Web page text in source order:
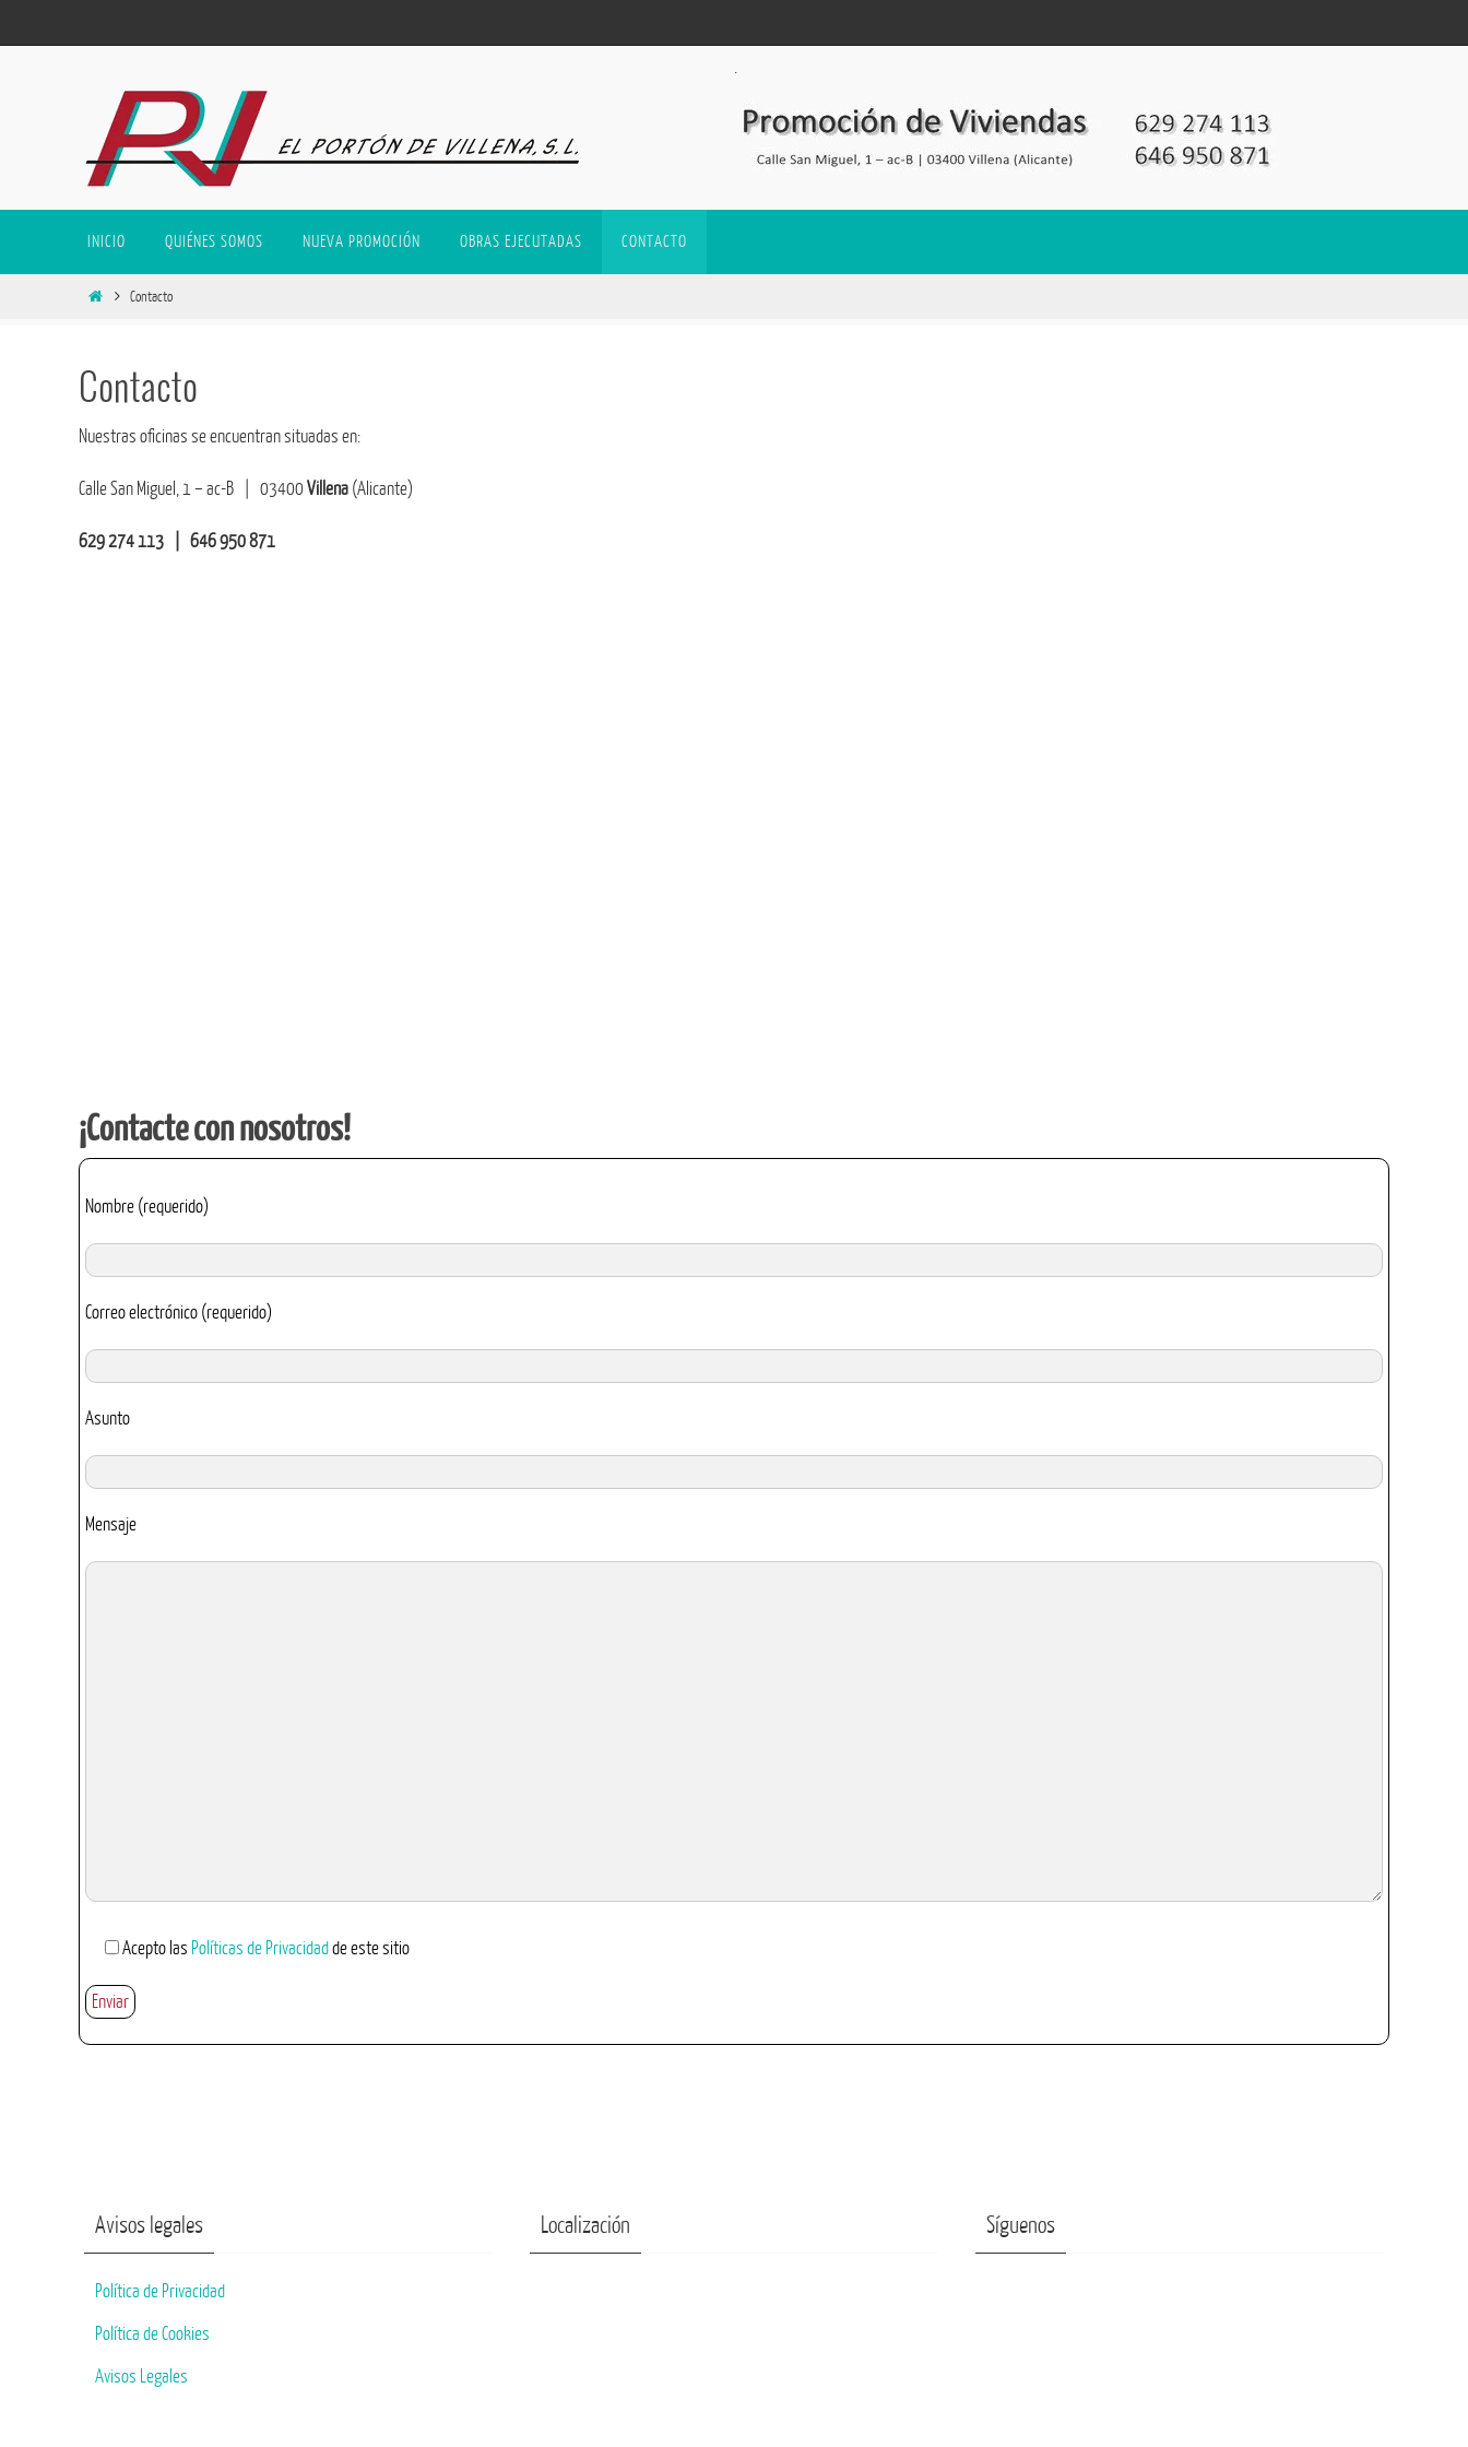
.
INICIO QUIÉNES SOMOS NUEVA PROMOCIÓN OBRAS EJECUTADAS CONTACTO
Contacto
Contacto
Nuestras oficinas se encuentran situadas en:
Calle San Miguel, 1 – ac-B | 03400Villena (Alicante)
629 274 113 | 646 950 871
¡Contacte con nosotros!
Nombre (requerido)
Correo electrónico (requerido)
Asunto
Mensaje
Acepto las Políticas de Privacidadde este sitio
Avisos legales
Política de Privacidad
Política de Cookies
Avisos Legales
Localización Síguenos